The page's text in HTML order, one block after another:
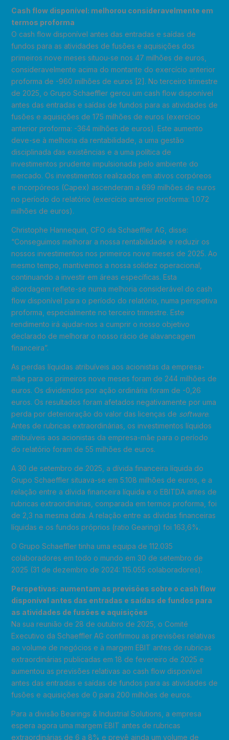
Cash flow disponível: melhorou consideravelmente em
termos proforma
O cash flow disponível antes das entradas e saídas de
fundos para as atividades de fusões e aquisições dos
primeiros nove meses situou-se nos 47 milhões de euros,
consideravelmente acima do montante do exercício anterior
proforma de -960 milhões de euros [2]. No terceiro trimestre
de 2025, o Grupo Schaeffler gerou um cash flow disponível
antes das entradas e saídas de fundos para as atividades de
fusões e aquisições de 175 milhões de euros (exercício
anterior proforma: -364 milhões de euros). Este aumento
deve-se à melhoria da rentabilidade, a uma gestão
disciplinada das existências e a uma política de
investimentos prudente impulsionada pelo ambiente do
mercado. Os investimentos realizados em ativos corpóreos
e incorpóreos (Capex) ascenderam a 699 milhões de euros
no período do relatório (exercício anterior proforma: 1.072
milhões de euros).
Christophe Hannequin, CFO da Schaeffler AG, disse:
“Conseguimos melhorar a nossa rentabilidade e reduzir os
nossos investimentos nos primeiros nove meses de 2025. Ao
mesmo tempo, mantivemos a nossa solidez operacional,
continuando a investir em áreas específicas. Esta
abordagem reflete-se numa melhoria considerável do cash
flow disponível para o período do relatório, numa perspetiva
proforma, especialmente no terceiro trimestre. Este
rendimento irá ajudar-nos a cumprir o nosso objetivo
declarado de melhorar o nosso rácio de alavancagem
financeira”.
As perdas líquidas atribuíveis aos acionistas da empresa-
mãe para os primeiros nove meses foram de 244 milhões de
euros. Os dividendos por ação ordinária foram de -0,26
euros. Os resultados foram afetados negativamente por uma
perda por deterioração do valor das licenças de software.
Antes de rubricas extraordinárias, os investimentos líquidos
atribuíveis aos acionistas da empresa-mãe para o período
do relatório foram de 55 milhões de euros.
A 30 de setembro de 2025, a dívida financeira líquida do
Grupo Schaeffler situava-se em 5.108 milhões de euros, e a
relação entre a dívida financeira líquida e o EBITDA antes de
rubricas extraordinárias, comparada em termos proforma, foi
de 2,3 na mesma data. A relação entre as dívidas financeiras
líquidas e os fundos próprios (ratio Gearing) foi 163,6%.
O Grupo Schaeffler tinha uma equipa de 112.035
colaboradores em todo o mundo em 30 de setembro de
2025 (31 de dezembro de 2024: 115.055 colaboradores).
Perspetivas: aumentam as previsões sobre o cash flow
disponível antes das entradas e saídas de fundos para
as atividades de fusões e aquisições
Na sua reunião de 28 de outubro de 2025, o Comité
Executivo da Schaeffler AG confirmou as previsões relativas
ao volume de negócios e à margem EBIT antes de rubricas
extraordinárias publicadas em 18 de fevereiro de 2025 e
aumentou as previsões relativas ao cash flow disponível
antes das entradas e saídas de fundos para as atividades de
fusões e aquisições de 0 para 200 milhões de euros.
Para a divisão Bearings & Industrial Solutions, a empresa
espera agora uma margem EBIT antes de rubricas
extraordinárias de 6 a 8% e prevê ainda um volume de